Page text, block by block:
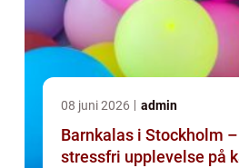
08 juni 2026 admin
Barnkalas i Stockholm
stressfri upplevelse på